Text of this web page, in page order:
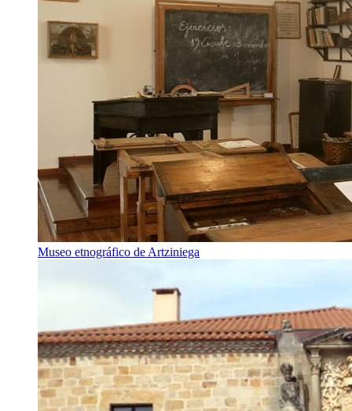
Museo etnográfico de Artziniega